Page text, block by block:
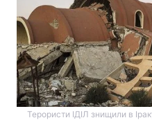
Терористи ІДІЛ знищили в